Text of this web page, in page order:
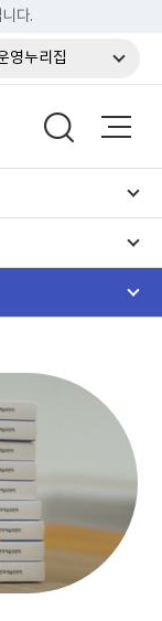
다.
영누리집